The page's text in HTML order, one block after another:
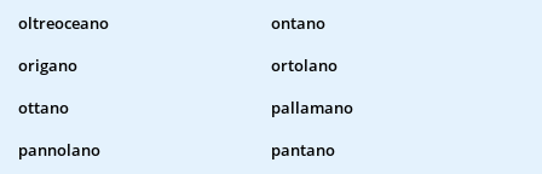
oltreoceano
ontano
origano
ortolano
ottano
pallamano
pannolano
pantano